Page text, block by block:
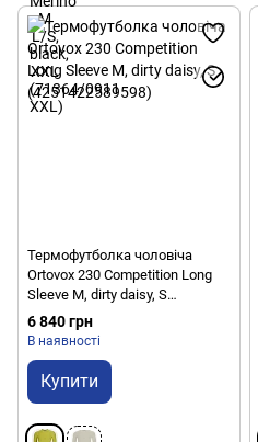
Термофутболка чоловіча
Ortovox 230 Competition Long
Sleeve M, dirty daisy, S
(4251422589598)
6 840 грн
В наявності
Купити